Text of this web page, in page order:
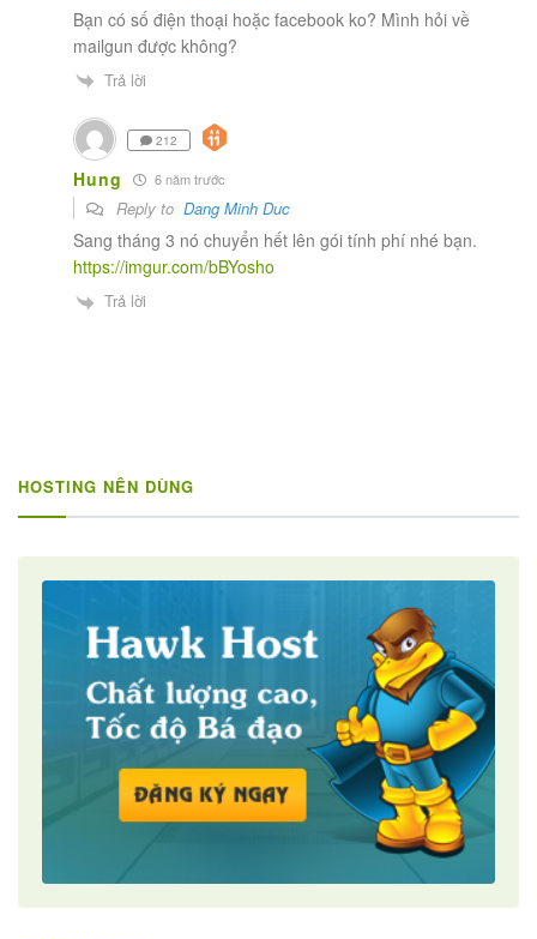
Bạn có số điện thoại hoặc facebook ko? Mình hỏi về
mailgun được không?
Trả lời
212
Hung 6 năm trước
Reply toDang Minh Duc
Sang tháng 3 nó chuyển hết lên gói tính phí nhé bạn.
https://imgur.com/bBYosho
Trả lời
HOSTING NÊN DÙNG